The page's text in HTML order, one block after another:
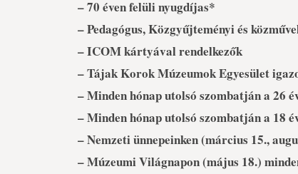
– 70 éven felüli nyugdíjas*
– Pedagógus, Közgyűjteményi és
– ICOM kártyával rendelkezők
– Tájak Korok Múzeumok Egyesület
– Minden hónap utolsó szombatján a 26
– Minden hónap utolsó szombatján a 18
– Nemzeti ünnepeinken (március 15.,
– Múzeumi Világnapon (május 18.)